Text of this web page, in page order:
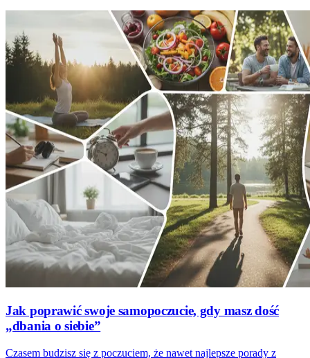
Jak poprawić swoje samopoczucie, gdy masz dość
„dbania o siebie”
Czasem budzisz się z poczuciem, że nawet najlepsze porady z